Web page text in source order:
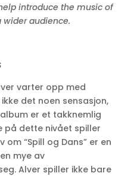
introduce the music of
wider audience.
varter opp med
det noen sensasjon,
er et takknemlig
på dette nivået spiller
“Spill og Dans” er en
mye av
Alver spiller ikke bare